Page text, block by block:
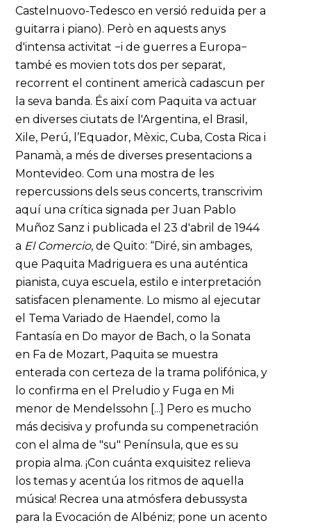
Castelnuovo-Tedesco en versió reduïda per a
guitarra i piano). Però en aquests anys
d'intensa activitat −i de guerres a Europa−
també es movien tots dos per separat,
recorrent el continent americà cadascun per
la seva banda. És així com Paquita va actuar
en diverses ciutats de l'Argentina, el Brasil,
Xile, Perú, l’Equador, Mèxic, Cuba, Costa Rica i
Panamà, a més de diverses presentacions a
Montevideo. Com una mostra de les
repercussions dels seus concerts, transcrivim
aquí una crítica signada per Juan Pablo
Muñoz Sanz i publicada el 23 d'abril de 1944
a El Comercio, de Quito: “Diré, sin ambages,
que Paquita Madriguera es una auténtica
pianista, cuya escuela, estilo e interpretación
satisfacen plenamente. Lo mismo al ejecutar
el Tema Variado de Haendel, como la
Fantasía en Do mayor de Bach, o la Sonata
en Fa de Mozart, Paquita se muestra
enterada con certeza de la trama polifónica, y
lo confirma en el Preludio y Fuga en Mi
menor de Mendelssohn [...] Pero es mucho
más decisiva y profunda su compenetración
con el alma de "su" Península, que es su
propia alma. ¡Con cuánta exquisitez relieva
los temas y acentúa los ritmos de aquella
música! Recrea una atmósfera debussysta
para la Evocación de Albéniz; pone un acento